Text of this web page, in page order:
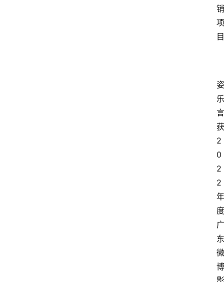
销
项
目
姿
乐
言
获
2
0
2
2
年
度
广
东
微
博